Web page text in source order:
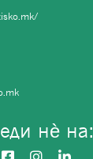
нѐ на: